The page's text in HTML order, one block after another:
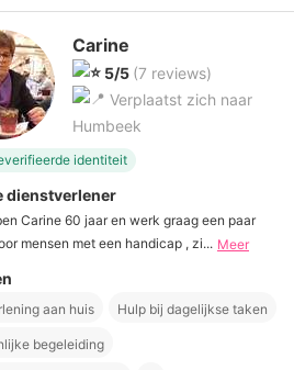
Carine
5/5 (7 reviews)
Verplaatst zich naar
Humbeek
identiteit
dienstverlener
Carine 60 jaar en werk graag een paar
mensen met een handicap , zi... Meer
aan huis Hulp bij dagelijkse taken
begeleiding